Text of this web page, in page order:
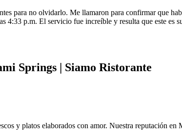
para no olvidarlo. Me llamaron para confirmar que
4:33 p.m. El servicio fue increíble y resulta que este es
Springs | Siamo Ristorante
y platos elaborados con amor. Nuestra reputación